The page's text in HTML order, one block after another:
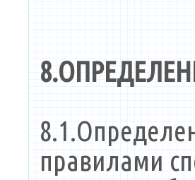
правилами